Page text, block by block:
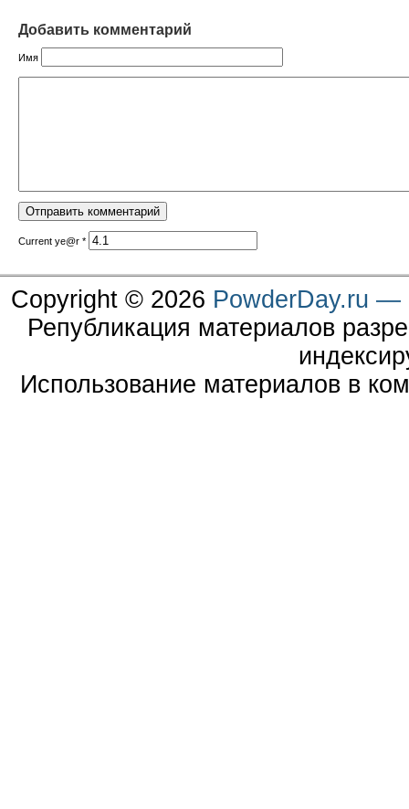
Добавить комментарий
Имя
Current ye@r *
Copyright © 2026 PowderDay.ru —
Републикация материалов
Использование материалов в